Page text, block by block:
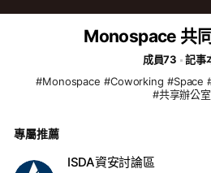
Monospace 共
成員73
記事
#Monospace #Coworking #Space
#共享辦公室
專屬推薦
ISDA資安討論區